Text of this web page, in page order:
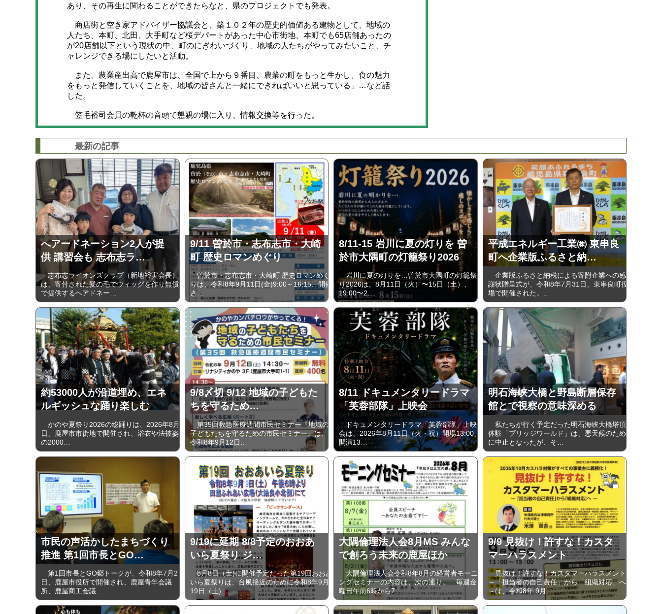
あり、その再生に関わることができたらなと、県のプロジェクトでも発表。
商店街と空き家アドバイザー協議会と、築１０２年の歴史的価値ある建物として、地域の
人たち、本町、北田、大手町など桜デパートがあった中心市街地、本町でも65店舗あったの
が20店舗以下という現状の中、町のにぎわいづくり、地域の人たちがやってみたいこと、チ
ャレンジできる場にしたいと活動。
また、農業産出高で鹿屋市は、全国で上から９番目、農業の町をもっと生かし、食の魅力
をもっと発信していくことを、地域の皆さんと一緒にできればいいと思っている」…など話
した。
笠毛裕司会員の乾杯の音頭で懇親の場に入り、情報交換等を行った。
最新の記事
へアードネーション2人が提
供 講習会も 志布志ラ…
志布志ライオンズクラブ（新地裕実会長）
は、寄付された髪の毛でウィッグを作り無償
で提供するヘアドネー…
9/11 曽於市・志布志市・大崎
町 歴史ロマンめぐり
曽於市・志布志市・大崎町 歴史ロマンめぐ
りは、令和8年9月11日(金)9:00～16:15、開催
さ…
8/11-15 岩川に夏の灯りを 曽
於市大隅町の灯籠祭り2026
岩川に夏の灯りを…曽於市大隅町の灯籠祭
り2026は、8月11日（火）〜15日（土）、
19:00〜2…
平成エネルギー工業㈱ 東串良
町へ企業版ふるさと納…
企業版ふるさと納税による寄附企業への感
謝状贈呈式が、令和8年7月31日、東串良町役
場で開催された。…
約53000人が沿道埋め、エネ
ルギッシュな踊り楽しむ
かのや夏祭り2026の総踊りは、2026年8月1
日、鹿屋市市街地で開催され、浴衣や法被姿
の2000…
9/8〆切 9/12 地域の子どもた
ちを守るため…
第35回救急医療週間市民セミナー『地域の
子どもたちを守るための市民セミナー』は、
令和8年9月12日…
8/11 ドキュメンタリードラマ
「芙蓉部隊」上映会
ドキュメンタリードラマ「芙蓉部隊」上映
会は、2026年8月11日（火・祝）開場13:00、
開演13…
明石海峡大橋と野島断層保存
館とで視察の意味深める
私たちが行く予定だった明石海峡大橋塔頂
体験「ブリッジワールド」は、悪天候のため
に中止となったが、そ…
市民の声活かしたまちづくり
推進 第1回市長とGO…
第1回市長とGO郷トークが、令和8年7月27
日、鹿屋市役所で開催され、鹿屋青年会議
所、鹿屋商工会議…
9/19に延期 8/8予定のおおあ
いら夏祭り ジ…
8月8日（土)に開催予定だった第19回おおあ
いら夏祭りは、台風接近のために令和8年9月
19日（土)…
大隅倫理法人会8月MS みんな
で創ろう未来の鹿屋ほか
大隅倫理法人会令和8年8月の経営者モーニ
ングセミナーの内容は、次の通り。 毎週金
曜日午前6時から7…
9/9 見抜け！許すな！カスタ
マーハラスメント
見抜け！許すな！カスタマーハラスメント
～「担当者の自己責任」から「組織対応」へ
～は、令和8年 9月…